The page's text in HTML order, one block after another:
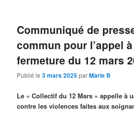
Communiqué de
commun pour l’appel à
fermeture du 12 mars
Publié le3 mars 2025parMarie B
Le « Collectif du 12 Mars » appelle à
contre les violences faites aux